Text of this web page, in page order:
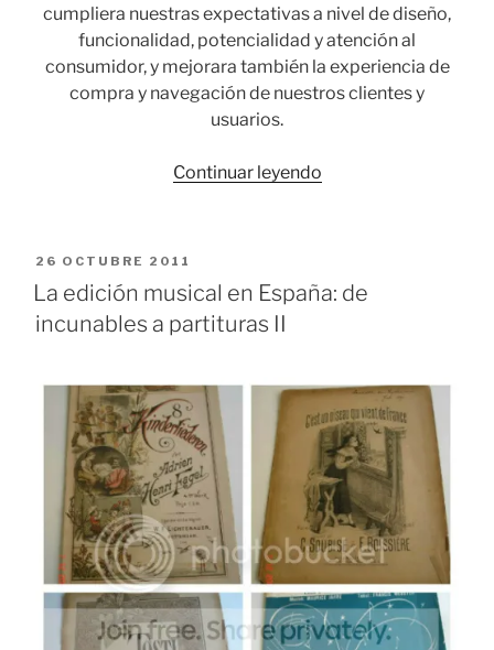
cumpliera nuestras expectativas a nivel de diseño,
funcionalidad, potencialidad y atención al
consumidor, y mejorara también la experiencia de
compra y navegación de nuestros clientes y
usuarios.
Continuar leyendo«El
web»
PUBLICADO
EL
26 OCTUBRE 2011
La edición musical en España: de
incunables a partituras II